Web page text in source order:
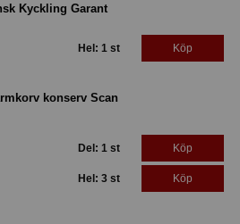
Kyckling Garant
Hel: 1 st Köp
konserv Scan
Del: 1 st Köp
Hel: 3 st Köp